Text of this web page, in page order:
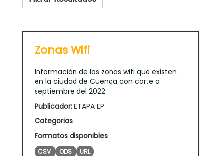
Zonas Wifi
Información de los zonas wifi que existen
en la ciudad de Cuenca con corte a
septiembre del 2022
Publicador: ETAPA EP
Categorias
Formatos disponibles
CSV ODS URL